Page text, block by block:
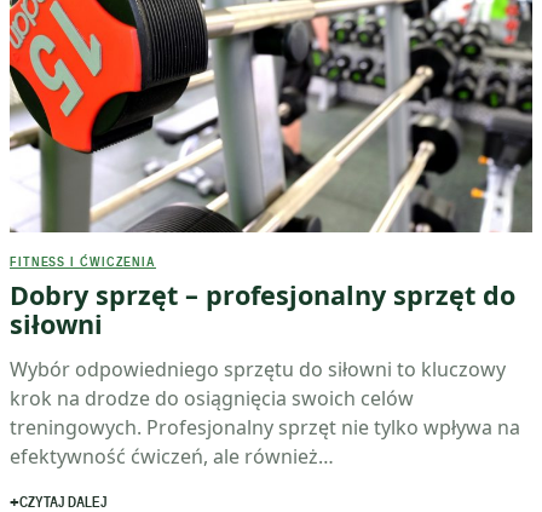
FITNESS I ĆWICZENIA
Dobry sprzęt – profesjonalny sprzęt do
siłowni
Wybór odpowiedniego sprzętu do siłowni to kluczowy
krok na drodze do osiągnięcia swoich celów
treningowych. Profesjonalny sprzęt nie tylko wpływa na
efektywność ćwiczeń, ale również…
CZYTAJ DALEJ